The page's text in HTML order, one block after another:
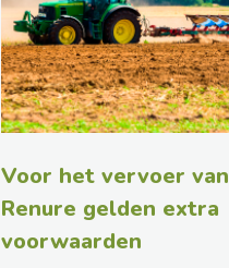
Voor het vervoer van
Renure gelden extra
voorwaarden